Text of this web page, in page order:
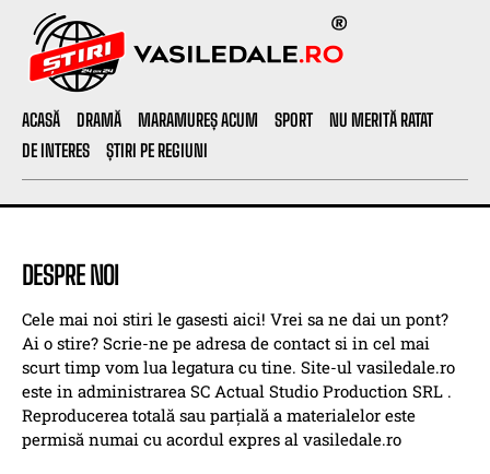
ACASĂ DRAMĂ MARAMUREȘ ACUM SPORT
NU MERITĂ RATAT
DE INTERES
ȘTIRI PE REGIUNI
DESPRE NOI
Cele mai noi stiri le gasesti aici! Vrei sa ne dai un pont?
Ai o stire? Scrie-ne pe adresa de contact si in cel mai
scurt timp vom lua legatura cu tine. Site-ul vasiledale.ro
este in administrarea SC Actual Studio Production SRL .
Reproducerea totală sau parțială a materialelor este
permisă numai cu acordul expres al vasiledale.ro